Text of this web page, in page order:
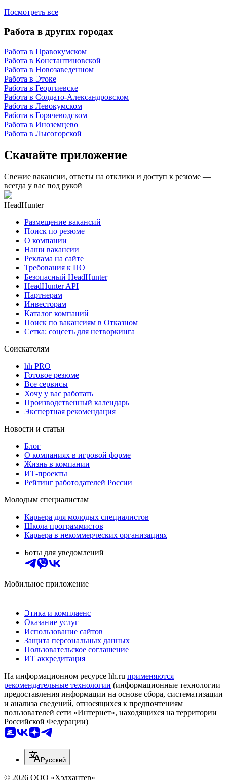
Посмотреть все
Работа в других городах
Работа в Правокумском
Работа в Константиновской
Работа в Новозаведенном
Работа в Этоке
Работа в Георгиевске
Работа в Солдато-Александровском
Работа в Левокумском
Работа в Горячеводском
Работа в Иноземцево
Работа в Лысогорской
Скачайте приложение
Свежие вакансии, ответы на отклики и доступ к резюме —
всегда у вас под рукой
HeadHunter
Размещение вакансий
Поиск по резюме
О компании
Наши вакансии
Реклама на сайте
Требования к ПО
Безопасный HeadHunter
HeadHunter API
Партнерам
Инвесторам
Каталог компаний
Поиск по вакансиям в Отказном
Сетка: соцсеть для нетворкинга
Соискателям
hh PRO
Готовое резюме
Все сервисы
Хочу у вас работать
Производственный календарь
Экспертная рекомендация
Новости и статьи
Блог
О компаниях в игровой форме
Жизнь в компании
ИТ-проекты
Рейтинг работодателей России
Молодым специалистам
Карьера для молодых специалистов
Школа программистов
Карьера в некоммерческих организациях
Боты для уведомлений
Мобильное приложение
Этика и комплаенс
Оказание услуг
Использование сайтов
Защита персональных данных
Пользовательское соглашение
ИТ аккредитация
На информационном ресурсе hh.ru применяются
рекомендательные технологии (информационные технологии
предоставления информации на основе сбора, систематизации
и анализа сведений, относящихся к предпочтениям
пользователей сети «Интернет», находящихся на территории
Российской Федерации)
Русский
© 2026 ООО «Хэдхантер»